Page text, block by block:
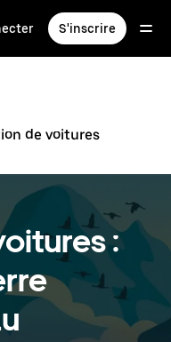
S'inscrire
de voitures
: